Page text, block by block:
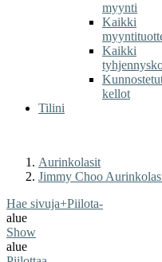
myynti
Kaikki
Kaikki
kellot
Tilini
Aurinkolasit
Jimmy Choo
Hae sivuja+Piilota-
alue
Show
alue